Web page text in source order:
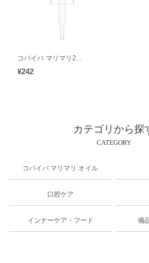
コパイバ マリマリ2...
¥242
カテゴリから探
CATEGORY
コパイバ マリマリ オイル
口腔ケア
インナーケア・フード 備